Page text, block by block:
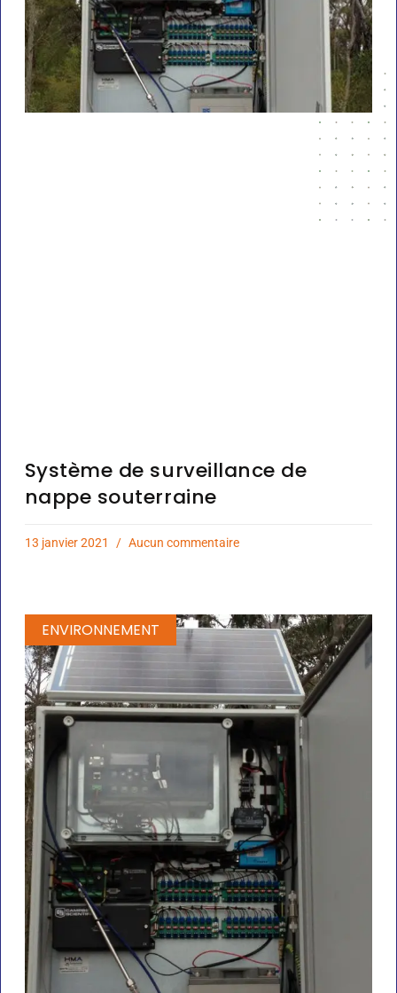
Système de surveillance de
nappe souterraine
13 janvier 2021 Aucun commentaire
ENVIRONNEMENT